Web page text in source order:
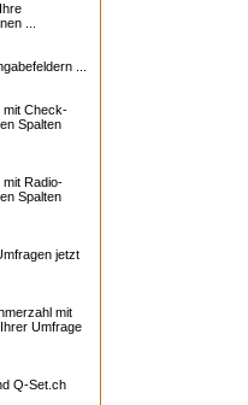
...
...
mit Check-
Spalten
Radio-
Spalten
jetzt
mit
Umfrage
Q-Set.ch